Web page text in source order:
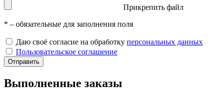
Прикрепить файл
* – обязательные для заполнения поля
Даю своё согласие на обработку персональных данных
Пользовательское соглашение
Отправить
Выполненные заказы